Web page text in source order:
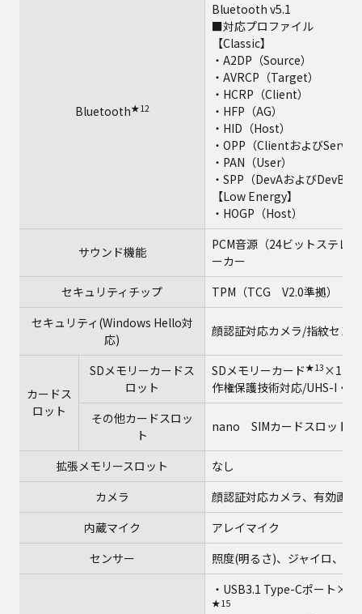
Bluetooth★12
Bluetooth v5.1
■対応プロファイル
【Classic】
・A2DP（Source）
・AVRCP（Target）
・HCRP（Client）
・HFP（AG）
・HID（Host）
・OPP（ClientおよびServer
・PAN（User）
・SPP（DevAおよびDevB）
【Low Energy】
・HOGP（Host）
サウンド機能
PCM音源（24ビットステレ
ーカー
セキュリティチップ
TPM（TCG V2.0準拠）
セキュリティ(Windows Hello対
応)
顔認証対応カメラ/指紋セン
カードス
ロット
SDメモリーカードス
ロット
SDメモリーカード★13 ×1ス
作権保護技術対応/UHS-I・
その他カードスロッ
ト
nano SIMカードスロット
拡張メモリースロット
なし
カメラ
顔認証対応カメラ、有効画
内蔵マイク
アレイマイク
センサー
照度(明るさ)、ジャイロ、加
・USB3.1 Type-Cポート
★15